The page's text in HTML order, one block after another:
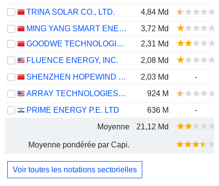
TRINA SOLAR CO., LTD.
4,84 Md
MING YANG SMART ENERGY GROUP LIMITED
3,72 Md
GOODWE TECHNOLOGIES CO., LTD.
2,31 Md
FLUENCE ENERGY, INC.
2,08 Md
SHENZHEN HOPEWIND ELECTRIC CO., LTD.
2,03 Md
-
ARRAY TECHNOLOGIES, INC.
924 M
PRIME ENERGY P.E. LTD
636 M
-
Moyenne
21,12 Md
Moyenne pondérée par Capi.
Voir toutes les notations sectorielles